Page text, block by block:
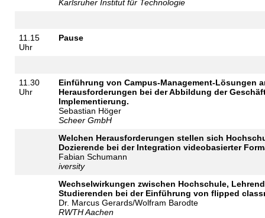
Karlsruher Institut für Technologie
11.15
Uhr
Pause
11.30
Uhr
Einführung von Campus-Management-Lösungen
Herausforderungen bei der Abbildung der
Implementierung.
Sebastian Höger
Scheer GmbH
Welchen Herausforderungen stellen sich
Dozierende bei der Integration videobasierter
Fabian Schumann
iversity
Wechselwirkungen zwischen Hochschule,
Studierenden bei der Einführung von flipped
Dr. Marcus Gerards/Wolfram Barodte
RWTH Aachen